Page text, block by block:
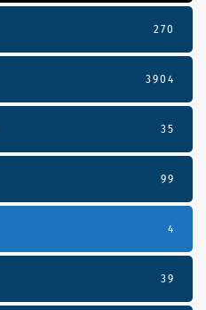
270
3904
35
99
4
39